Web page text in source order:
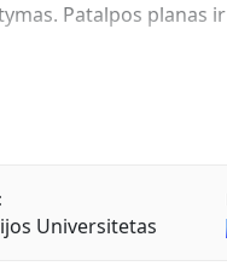
Patalpos planas
Universitetas